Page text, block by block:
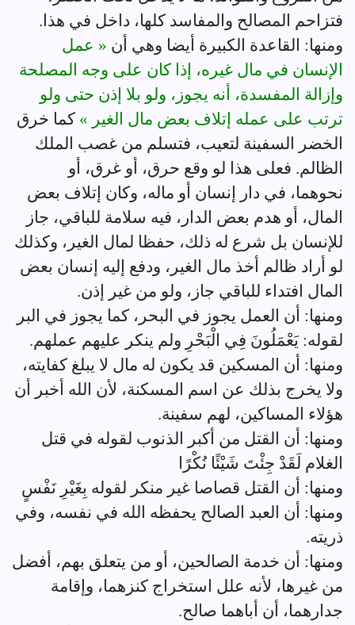
فتزاحم المصالح والمفاسد كلها، داخل في هذا.
ومنها: القاعدة الكبيرة أيضا وهي أن « عمل
الإنسان في مال غيره، إذا كان على وجه المصلحة
وإزالة المفسدة، أنه يجوز، ولو بلا إذن حتى ولو
ترتب على عمله إتلاف بعض مال الغير » كما خرق
الخضر السفينة لتعيب، فتسلم من غصب الملك
الظالم. فعلى هذا لو وقع حرق، أو غرق، أو
نحوهما، في دار إنسان أو ماله، وكان إتلاف بعض
المال، أو هدم بعض الدار، فيه سلامة للباقي، جاز
للإنسان بل شرع له ذلك، حفظا لمال الغير، وكذلك
لو أراد ظالم أخذ مال الغير، ودفع إليه إنسان بعض
المال افتداء للباقي جاز، ولو من غير إذن.
ومنها: أن العمل يجوز في البحر، كما يجوز في البر
لقوله: يَعْمَلُونَ فِي الْبَحْرِ ولم ينكر عليهم عملهم.
ومنها: أن المسكين قد يكون له مال لا يبلغ كفايته،
ولا يخرج بذلك عن اسم المسكنة، لأن الله أخبر أن
هؤلاء المساكين، لهم سفينة.
ومنها: أن القتل من أكبر الذنوب لقوله في قتل
الغلام لَقَدْ جِئْتَ شَيْئًا نُكْرًا
ومنها: أن القتل قصاصا غير منكر لقوله بِغَيْرِ نَفْسٍ
ومنها: أن العبد الصالح يحفظه الله في نفسه، وفي
ذريته.
ومنها: أن خدمة الصالحين، أو من يتعلق بهم، أفضل
من غيرها، لأنه علل استخراج كنزهما، وإقامة
جدارهما، أن أباهما صالح.